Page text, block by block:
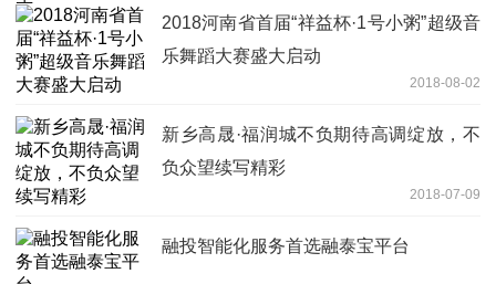
2018河南省首届“祥益杯·1号小粥”超级音
乐舞蹈大赛盛大启动
2018-08-02
新乡高晟·福润城不负期待高调绽放，不
负众望续写精彩
2018-07-09
融投智能化服务首选融泰宝平台